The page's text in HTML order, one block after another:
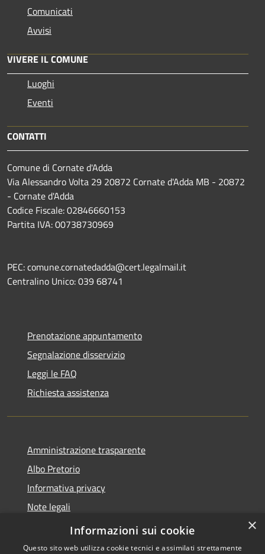
Comunicati
Avvisi
VIVERE IL COMUNE
Luoghi
Eventi
CONTATTI
Comune di Cornate d'Adda
Via Alessandro Volta 29 20872 Cornate d'Adda MB - 20872
- Cornate d'Adda
Codice Fiscale: 02846660153
Partita IVA: 00738730969
PEC: comune.cornatedadda@cert.legalmail.it
Centralino Unico: 039 68741
Prenotazione appuntamento
Segnalazione disservizio
Leggi le FAQ
Richiesta assistenza
Amministrazione trasparente
Albo Pretorio
Informativa privacy
Note legali
Dichiarazione di accessibilità
×
Informazioni sui cookie
Questo sito web utilizza cookie tecnici e assimilati strettamente